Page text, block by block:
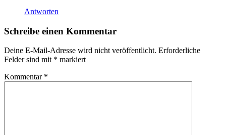
Antworten
Schreibe einen Kommentar
Deine E-Mail-Adresse wird nicht veröffentlicht. Erforderliche
Felder sind mit * markiert
Kommentar *